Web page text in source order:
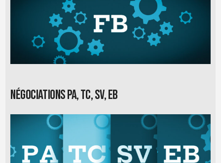
Négociations PA, TC, SV, EB